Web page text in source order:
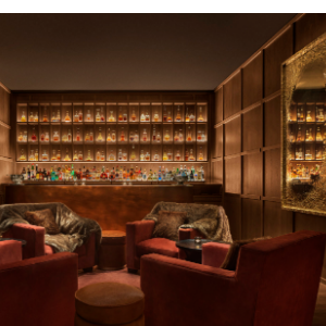
Closed
1:00 PM - 5:00
PM)
PM - 12:00 AM